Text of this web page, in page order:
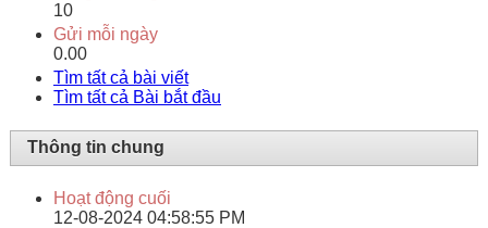
10
Gửi mỗi ngày
0.00
Tìm tất cả bài viết
Tìm tất cả Bài bắt đầu
Thông tin chung
Hoạt động cuối
12-08-2024 04:58:55 PM